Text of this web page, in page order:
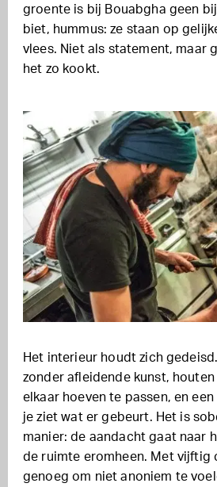
groente is bij Bouabgha geen
biet, hummus: ze staan op
vlees. Niet als statement, maar
het zo kookt.
Het interieur houdt zich
zonder afleidende kunst,
elkaar hoeven te passen, en
je ziet wat er gebeurt. Het is
manier: de aandacht gaat naar
de ruimte eromheen. Met vijftig
genoeg om niet anoniem te